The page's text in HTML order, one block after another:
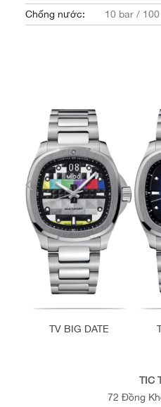
Chống nước:
10 bar /
TV BIG DATE
TIC
72 Đồng